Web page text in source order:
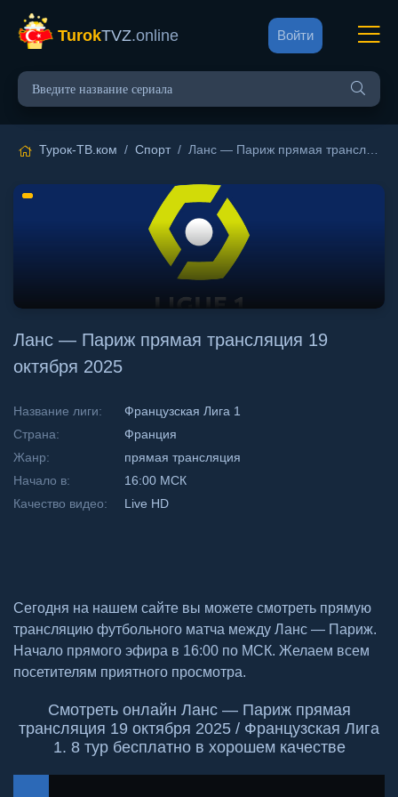
TurokTVZ.online Войти
Турок-ТВ.ком / Спорт/ Ланс — Париж прямая трансляция 19 октября 2025
Ланс — Париж прямая трансляция 19
октября 2025
Название лиги:
Французская Лига 1
Страна:
Франция
Жанр:
прямая трансляция
Начало в:
16:00 МСК
Качество видео:
Live HD
Сегодня на нашем сайте вы можете смотреть прямую
трансляцию футбольного матча между Ланс — Париж.
Начало прямого эфира в 16:00 по МСК. Желаем всем
посетителям приятного просмотра.
Смотреть онлайн Ланс — Париж прямая
трансляция 19 октября 2025 / Французская Лига
1. 8 тур бесплатно в хорошем качестве